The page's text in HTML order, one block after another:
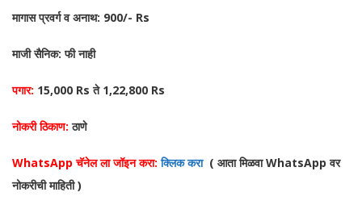
मागास प्रवर्ग व अनाथ: 900/- Rs
माजी सैनिक: फी नाही
पगार: 15,000 Rs ते 1,22,800 Rs
नोकरी ठिकाण: ठाणे
WhatsApp चॅनेल ला जॉइन करा: क्लिक करा ( आता मिळवा WhatsApp वर
नोकरीची माहिती )